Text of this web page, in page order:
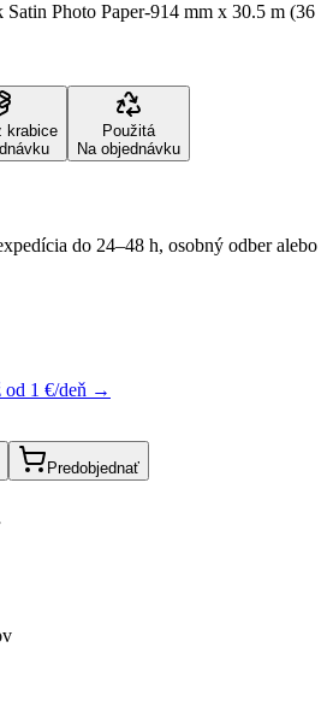
Photo Paper-914 mm x 30.5 m (36
krabice
Použitá
Na objednávku
do 24–48 h, osobný odber alebo
od 1 €/deň →
Predobjednať